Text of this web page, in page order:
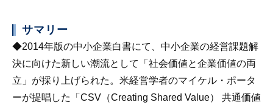
サマリー
◆2014年版の中小企業白書にて、中小企業の経営課題解
決に向けた新しい潮流として「社会価値と企業価値の両
立」が採り上げられた。米経営学者のマイケル・ポータ
ーが提唱した「CSV（Creating Shared Value） 共通価値